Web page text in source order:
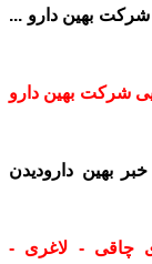
بهین دارو ...
شرکت بهین دارو
بهین دارودیدن
چاقی - لاغری -